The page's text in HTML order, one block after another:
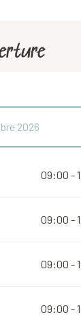
2026
09:00 -
09:00 -
09:00 -
09:00 -